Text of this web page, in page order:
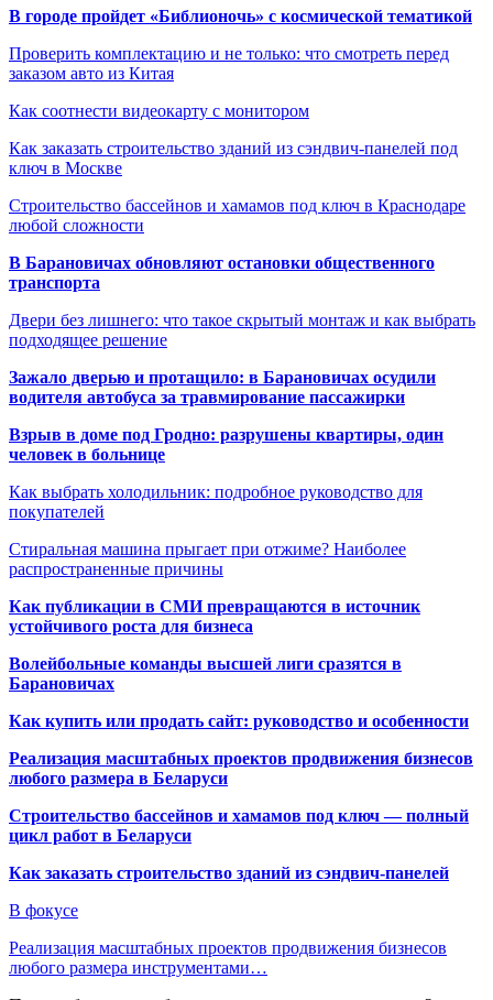
В городе пройдет «Библионочь» с космической тематикой
Проверить комплектацию и не только: что смотреть перед
заказом авто из Китая
Как соотнести видеокарту с монитором
Как заказать строительство зданий из сэндвич-панелей под
ключ в Москве
Строительство бассейнов и хамамов под ключ в Краснодаре
любой сложности
В Барановичах обновляют остановки общественного
транспорта
Двери без лишнего: что такое скрытый монтаж и как выбрать
подходящее решение
Зажало дверью и протащило: в Барановичах осудили
водителя автобуса за травмирование пассажирки
Взрыв в доме под Гродно: разрушены квартиры, один
человек в больнице
Как выбрать холодильник: подробное руководство для
покупателей
Стиральная машина прыгает при отжиме? Наиболее
распространенные причины
Как публикации в СМИ превращаются в источник
устойчивого роста для бизнеса
Волейбольные команды высшей лиги сразятся в
Барановичах
Как купить или продать сайт: руководство и особенности
Реализация масштабных проектов продвижения бизнесов
любого размера в Беларуси
Строительство бассейнов и хамамов под ключ — полный
цикл работ в Беларуси
Как заказать строительство зданий из сэндвич-панелей
В фокусе
Реализация масштабных проектов продвижения бизнесов
любого размера инструментами…